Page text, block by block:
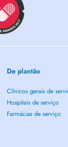
De plantão
Clínicos gerais de
Hospitais de serviço
Farmácias de serviço